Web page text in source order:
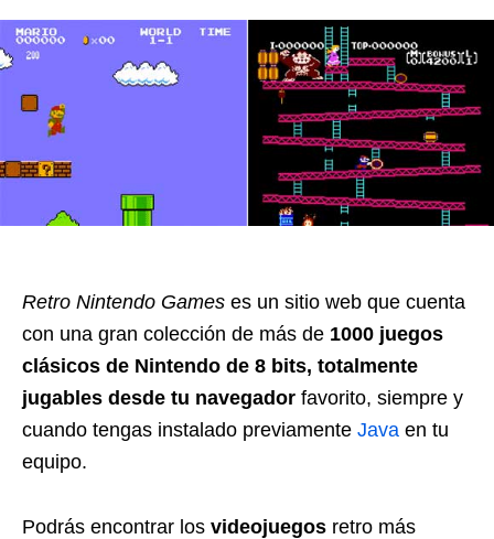
Retro Nintendo Games es un sitio web que cuenta
con una gran colección de más de 1000 juegos
clásicos de Nintendo de 8 bits, totalmente
jugables desde tu navegador favorito, siempre y
cuando tengas instalado previamente Java en tu
equipo.
Podrás encontrar los videojuegos retro más